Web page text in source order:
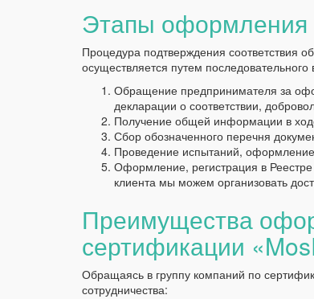
Этапы оформления
Процедура подтверждения соответствия
осуществляется путем
Обращение предпринимателя за
декларации о соответствии,
Получение общей информации в
Сбор обозначенного перечня
Проведение испытаний,
Оформление, регистрация в
клиента мы можем организовать
Преимущества
сертификации
Обращаясь в группу компаний по
сотрудничества: